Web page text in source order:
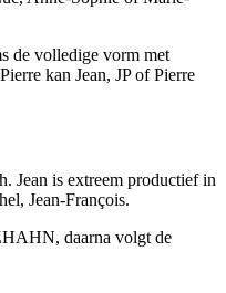
de volledige vorm met
kan Jean, JP of Pierre
Jean is extreem productief in
Jean-François.
daarna volgt de